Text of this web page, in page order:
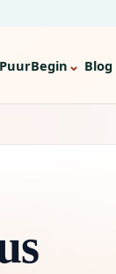
⌄ Blog